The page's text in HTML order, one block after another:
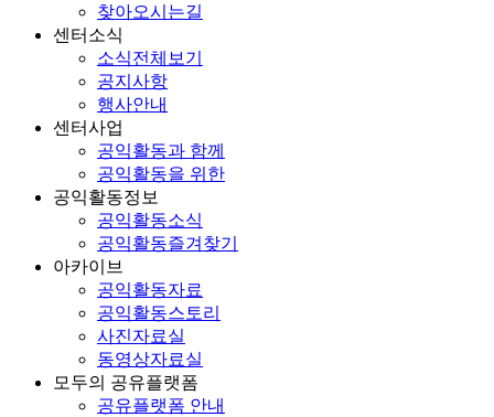
찾아오시는길
센터소식
소식전체보기
공지사항
행사안내
센터사업
공익활동과 함께
공익활동을 위한
공익활동정보
공익활동소식
공익활동즐겨찾기
아카이브
공익활동자료
공익활동스토리
사진자료실
동영상자료실
모두의 공유플랫폼
공유플랫폼 안내